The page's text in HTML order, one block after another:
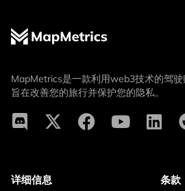
MapMetrics是一款利用web3技术的驾驶
旨在改善您的旅行并保护您的隐私。
详细信息 条款